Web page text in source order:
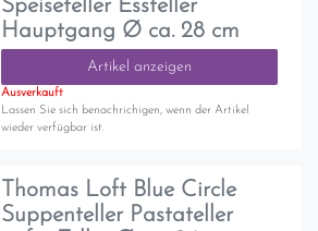
Speiseteller Essteller
Hauptgang Ø ca. 28 cm
Artikel anzeigen
Ausverkauft
Lassen Sie sich benachrichigen, wenn der Artikel
wieder verfügbar ist.
Thomas Loft Blue Circle
Suppenteller Pastateller